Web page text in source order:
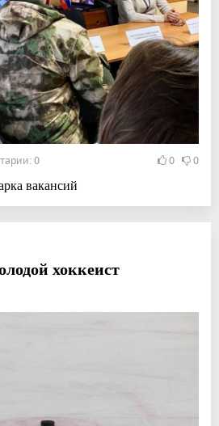
0 0 0
вакансий
хоккеист